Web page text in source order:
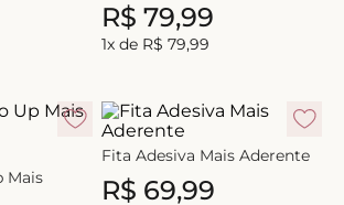
R$ 79,99
1x de R$ 79,99
Mais
Fita Adesiva Mais Aderente
R$ 69,99